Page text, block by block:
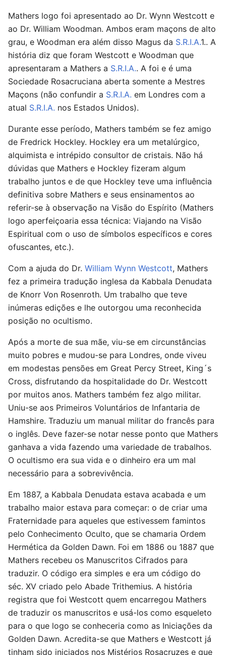
Mathers logo foi apresentado ao Dr. Wynn Westcott e
ao Dr. William Woodman. Ambos eram maçons de alto
grau, e Woodman era além disso Magus da S.R.I.A.1.. A
história diz que foram Westcott e Woodman que
apresentaram a Mathers a S.R.I.A.. A foi e é uma
Sociedade Rosacruciana aberta somente a Mestres
Maçons (não confundir a S.R.I.A. em Londres com a
atual S.R.I.A. nos Estados Unidos).
Durante esse período, Mathers também se fez amigo
de Fredrick Hockley. Hockley era um metalúrgico,
alquimista e intrépido consultor de cristais. Não há
dúvidas que Mathers e Hockley fizeram algum
trabalho juntos e de que Hockley teve uma influência
definitiva sobre Mathers e seus ensinamentos ao
referir-se à observação na Visão do Espírito (Mathers
logo aperfeiçoaria essa técnica: Viajando na Visão
Espiritual com o uso de símbolos específicos e cores
ofuscantes, etc.).
Com a ajuda do Dr. William Wynn Westcott, Mathers
fez a primeira tradução inglesa da Kabbala Denudata
de Knorr Von Rosenroth. Um trabalho que teve
inúmeras edições e lhe outorgou uma reconhecida
posição no ocultismo.
Após a morte de sua mãe, viu-se em circunstâncias
muito pobres e mudou-se para Londres, onde viveu
em modestas pensões em Great Percy Street, King´s
Cross, disfrutando da hospitalidade do Dr. Westcott
por muitos anos. Mathers também fez algo militar.
Uniu-se aos Primeiros Voluntários de Infantaria de
Hamshire. Traduziu um manual militar do francês para
o inglês. Deve fazer-se notar nesse ponto que Mathers
ganhava a vida fazendo uma variedade de trabalhos.
O ocultismo era sua vida e o dinheiro era um mal
necessário para a sobrevivência.
Em 1887, a Kabbala Denudata estava acabada e um
trabalho maior estava para começar: o de criar uma
Fraternidade para aqueles que estivessem famintos
pelo Conhecimento Oculto, que se chamaria Ordem
Hermética da Golden Dawn. Foi em 1886 ou 1887 que
Mathers recebeu os Manuscritos Cifrados para
traduzir. O código era simples e era um código do
séc. XV criado pelo Abade Trithemius. A história
registra que foi Westcott quem encarregou Mathers
de traduzir os manuscritos e usá-los como esqueleto
para o que logo se conheceria como as Iniciações da
Golden Dawn. Acredita-se que Mathers e Westcott já
tinham sido iniciados nos Mistérios Rosacruzes e que